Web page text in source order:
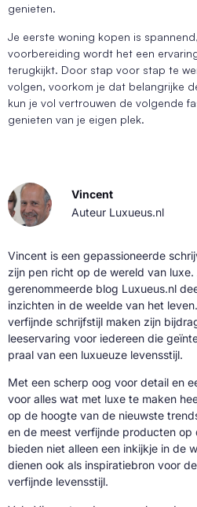
genieten.
Je eerste woning kopen is
voorbereiding wordt het een
terugkijkt. Door stap voor stap te
volgen, voorkom je dat belangrijke
kun je vol vertrouwen de volgende
genieten van je eigen plek.
Vincent
Auteur Luxueus.nl
Vincent is een gepassioneerde
zijn pen richt op de wereld van
gerenommeerde blog Luxueus.nl
inzichten in de weelde van het
verfijnde schrijfstijl maken zijn
leeservaring voor iedereen die
praal van een luxueuze levensstijl.
Met een scherp oog voor detail en
voor alles wat met luxe te maken
op de hoogte van de nieuwste
en de meest verfijnde producten op
bieden niet alleen een inkijkje in de
dienen ook als inspiratiebron voor
verfijnde levensstijl.